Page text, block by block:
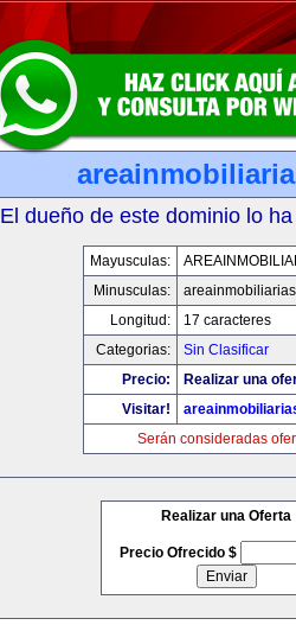
El dueño de este dominio lo
Mayusculas:
Minusculas:
Longitud:
17 caracteres
Categorias:
Sin Clasificar
Precio:
Realizar una
Visitar!
Serán consideradas
Realizar una Oferta
Precio Ofrecido $